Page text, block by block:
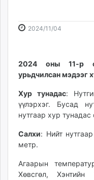
Gogo.mn
caak.mn
zindaa.mn
Baabar.mn
ikon.mn
mnb.mn
Eguur.mn
24tsag.mn
shuud.mn
eagle.mn
2024/11/04
02:07:23
2024 оны 11-р
урьдчилсан мэдээг
Хур тунадас:
үүлэрхэг. Бусад
нутгаар хур тунадас
Салхи: Нийт
метр.
Агаарын
Хөвсгөл,